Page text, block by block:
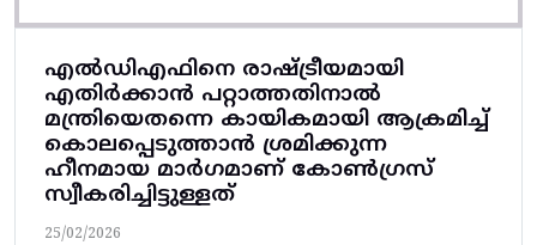
എല്‍ഡിഎഫിനെ രാഷ്ട്രീയമായി
എതിര്‍ക്കാന്‍ പറ്റാത്തതിനാല്‍
മന്ത്രിയെതന്നെ കായികമായി ആക്രമിച്ച്‌
കൊലപ്പെടുത്താന്‍ ശ്രമിക്കുന്ന
ഹീനമായ മാര്‍ഗമാണ്‌ കോണ്‍ഗ്രസ്‌
സ്വീകരിച്ചിട്ടുള്ളത്‌
25/02/2026